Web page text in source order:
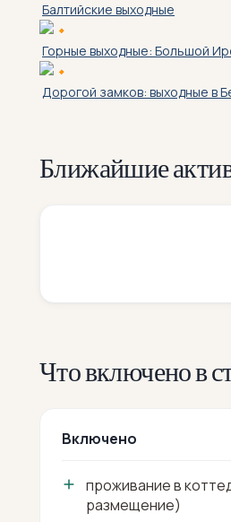
Балтийские выходные
Горные выходные: Большой
Дорогой замков: выходные в
Ближайшие
Что включено в
Включено
проживание в
размещение)